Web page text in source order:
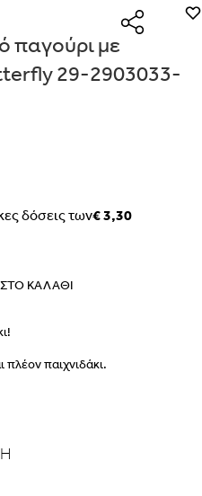
παγούρι με
29-2903033-
δόσεις των€ 3,30
ΚΑΛΆΘΙ
παιχνιδάκι.
το καπάκι, να παραμένει